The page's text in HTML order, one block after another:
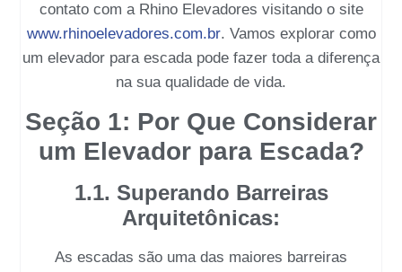
contato com a Rhino Elevadores visitando o site
www.rhinoelevadores.com.br. Vamos explorar como
um elevador para escadapode fazer toda a diferença
na sua qualidade de vida.
Seção 1: Por Que Considerar
um Elevador para Escada?
1.1. Superando Barreiras
Arquitetônicas:
As escadas são uma das maiores barreiras